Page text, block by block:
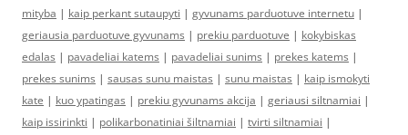
mityba | kaip perkant sutaupyti | gyvunams parduotuve internetu |
geriausia parduotuve gyvunams | prekiu parduotuve | kokybiskas
edalas | pavadeliai katems | pavadeliai sunims | prekes katems |
prekes sunims | sausas sunu maistas | sunu maistas | kaip ismokyti
kate | kuo ypatingas | prekiu gyvunams akcija | geriausi siltnamiai |
kaip issirinkti | polikarbonatiniai šiltnamiai | tvirti siltnamiai |